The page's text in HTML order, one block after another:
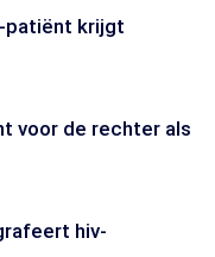
patiënt krijgt
voor de rechter als
hiv-